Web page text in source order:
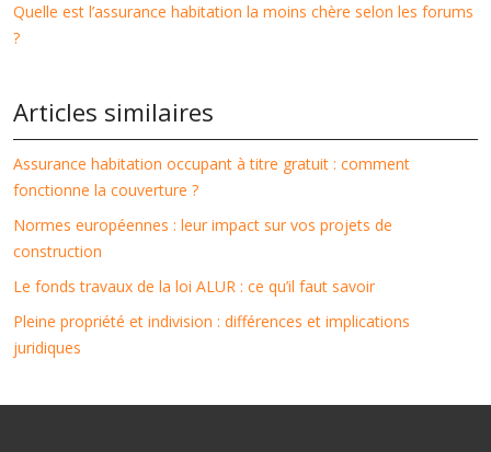
Quelle est l’assurance habitation la moins chère selon les forums
?
Articles similaires
Assurance habitation occupant à titre gratuit : comment
fonctionne la couverture ?
Normes européennes : leur impact sur vos projets de
construction
Le fonds travaux de la loi ALUR : ce qu’il faut savoir
Pleine propriété et indivision : différences et implications
juridiques